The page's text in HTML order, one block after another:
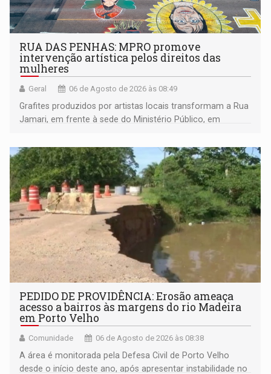
RUA DAS PENHAS: MPRO promove
intervenção artística pelos direitos das
mulheres
Geral 06 de Agosto de 2026 às 08:49
Grafites produzidos por artistas locais transformam a Rua
Jamari, em frente à sede do Ministério Público, em
da Penha e o enfrentamento à violência
PEDIDO DE PROVIDÊNCIA: Erosão ameaça
acesso a bairros às margens do rio Madeira
em Porto Velho
Comunidade 06 de Agosto de 2026 às 08:38
A área é monitorada pela Defesa Civil de Porto Velho
desde o início deste ano, após apresentar instabilidade no